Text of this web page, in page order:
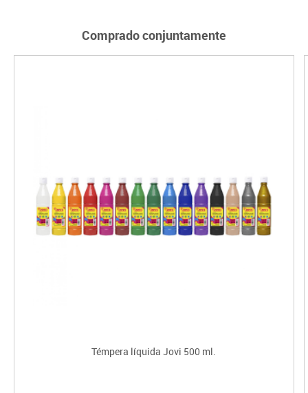
Comprado conjuntamente
Témpera líquida Jovi 500 ml.